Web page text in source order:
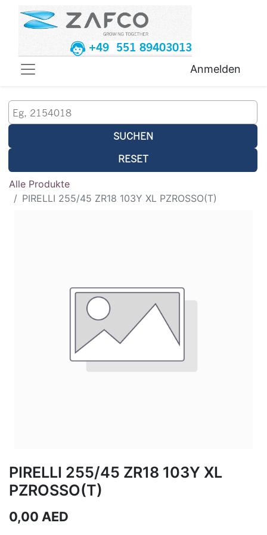
+49 551 89403013
Anmelden
SUCHEN
RESET
Alle Produkte
PIRELLI 255/45 ZR18 103Y XL PZROSSO(T)
PIRELLI 255/45 ZR18 103Y XL
PZROSSO(T)
0,00 AED